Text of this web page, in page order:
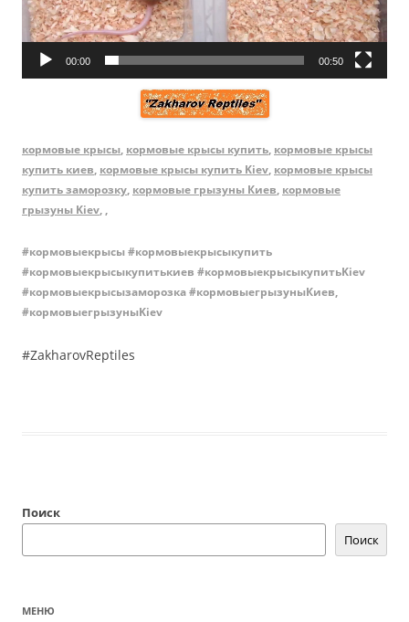
00:00 00:50
кормовые крысы, кормовые крысы купить, кормовые крысы
купить киев, кормовые крысы купить Kiev, кормовые крысы
купить заморозку, кормовые грызуны Киев, кормовые
грызуны Kiev, ,
#кормовыекрысы #кормовыекрысыкупить
#кормовыекрысыкупитькиев #кормовыекрысыкупитьKiev
#кормовыекрысызаморозка #кормовыегрызуныКиев,
#кормовыегрызуныKiev
#ZakharovReptiles
Поиск
Поиск
МЕНЮ